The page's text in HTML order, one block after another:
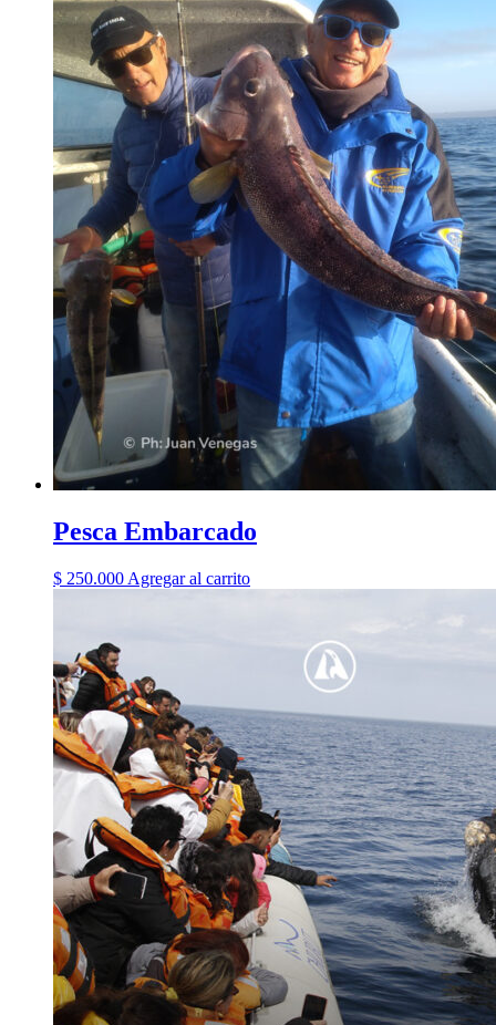
Pesca Embarcado
$ 250.000 Agregar al carrito